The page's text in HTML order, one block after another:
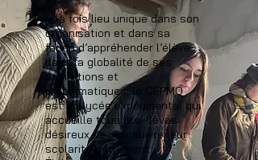
A la fois lieu unique dans son
organisation et dans sa
façon d’appréhender l’élève
dans la globalité de ses
aspirations et
problématiques, le CEPMO
est un lycée expérimental qui
accueille tous les élèves
désireux de poursuivre leur
scolarité autrement.